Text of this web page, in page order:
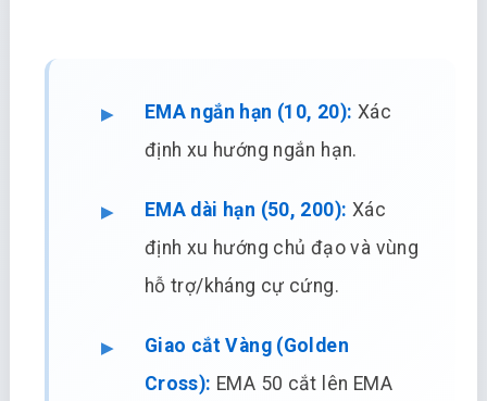
EMA ngắn hạn (10, 20): Xác
định xu hướng ngắn hạn.
EMA dài hạn (50, 200): Xác
định xu hướng chủ đạo và vùng
hỗ trợ/kháng cự cứng.
Giao cắt Vàng (Golden
Cross): EMA 50 cắt lên EMA